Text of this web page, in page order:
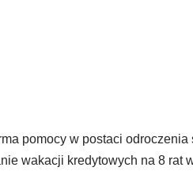
pomocy w postaci odroczenia
wakacji kredytowych na 8 rat